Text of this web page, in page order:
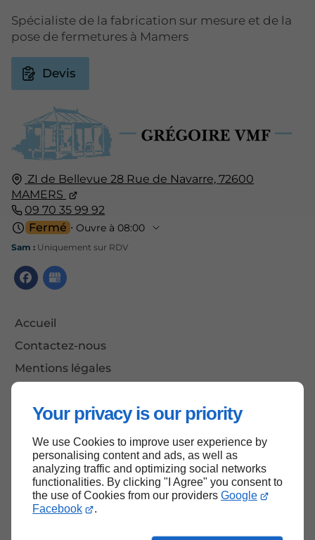
Your privacy is our priority
We use Cookies to improve user experience by
personalising content and ads, as well as
analyzing traffic and optimizing social networks
functionalities. By clicking "I Agree" you consent to
the use of Cookies from our providers Google
Facebook
.
ZI de Bellevue 28 Rue de Navarre,72600
MAMERS
09 70 35 99 92
Fermé ⋅ Ouvre à 08:00
Sam : Uniquement sur RDV
Accueil
Contactez-nous
Mentions légales
Spécialiste de la fabrication sur mesure et de la
pose de fermetures à Mamers
Devis
Haut de page